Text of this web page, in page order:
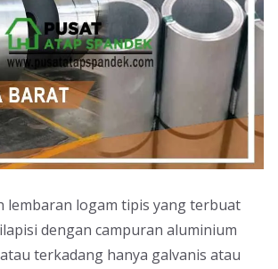
lembaran logam tipis yang terbuat
dengan campuran aluminium
terkadang hanya galvanis atau